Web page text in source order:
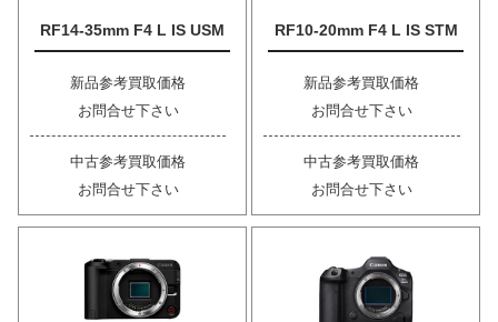
RF14-35mm F4 L IS USM
新品参考買取価格
お問合せ下さい
中古参考買取価格
お問合せ下さい
RF10-20mm F4 L IS STM
新品参考買取価格
お問合せ下さい
中古参考買取価格
お問合せ下さい